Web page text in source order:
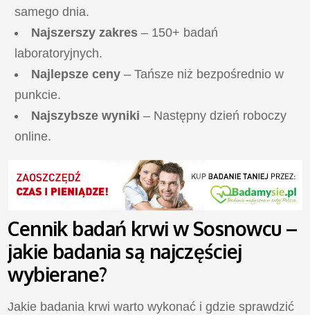
samego dnia.
Najszerszy zakres– 150+ badań
laboratoryjnych.
Najlepsze ceny– Tańsze niż bezpośrednio w
punkcie.
Najszybsze wyniki – Następny dzień roboczy
online.
Cennik badań krwi w Sosnowcu –
jakie badania są najczęściej
wybierane?
Jakie badania krwi warto wykonać i gdzie sprawdzić